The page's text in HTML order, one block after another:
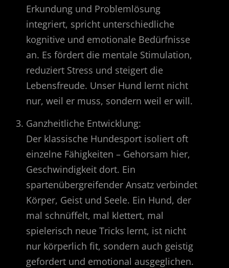
Erkundung und Problemlösung
integriert, spricht unterschiedliche
kognitive und emotionale Bedürfnisse
an. Es fördert die mentale Stimulation,
reduziert Stress und steigert die
Lebensfreude. Unser Hund lernt nicht
nur, weil er muss, sondern weil er will.
Ganzheitliche Entwicklung:
Der klassische Hundesport isoliert oft
einzelne Fähigkeiten – Gehorsam hier,
Geschwindigkeit dort. Ein
spartenübergreifender Ansatz verbindet
Körper, Geist und Seele. Ein Hund, der
mal schnüffelt, mal klettert, mal
spielerisch neue Tricks lernt, ist nicht
nur körperlich fit, sondern auch geistig
gefordert und emotional ausgeglichen.